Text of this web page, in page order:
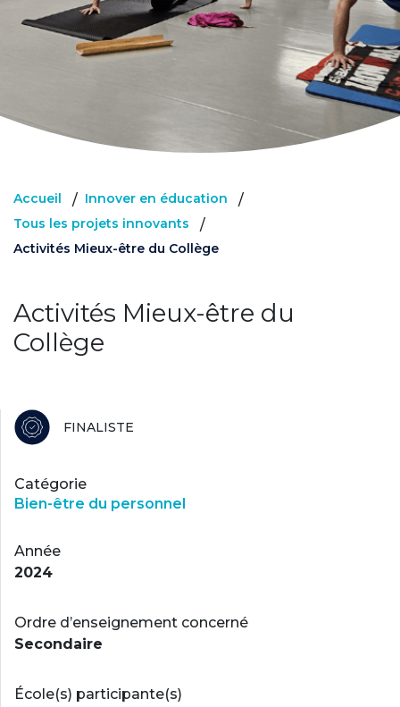
Accueil / Innover en éducation /
Tous les projets innovants /
Activités Mieux-être du Collège
Activités Mieux-être du
Collège
FINALISTE
Catégorie
Bien-être du personnel
Année
2024
Ordre d’enseignement concerné
Secondaire
École(s) participante(s)